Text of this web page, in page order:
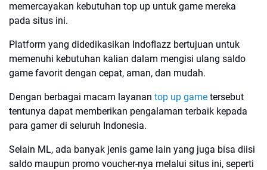
memercayakan kebutuhan top up untuk game mereka
pada situs ini.
Platform yang didedikasikan Indoflazz bertujuan untuk
memenuhi kebutuhan kalian dalam mengisi ulang saldo
game favorit dengan cepat, aman, dan mudah.
Dengan berbagai macam layanan top up game tersebut
tentunya dapat memberikan pengalaman terbaik kepada
para gamer di seluruh Indonesia.
Selain ML, ada banyak jenis game lain yang juga bisa diisi
saldo maupun promo voucher-nya melalui situs ini, seperti